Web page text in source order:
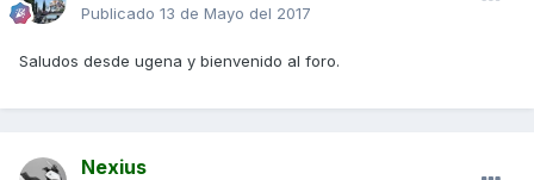
Publicado 13 de Mayo del 2017
Saludos desde ugena y bienvenido al foro.
Nexius